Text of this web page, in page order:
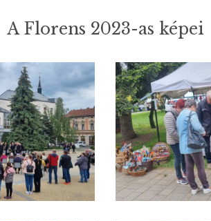
A Florens 2023-as képei